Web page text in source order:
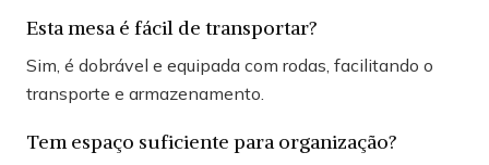
Esta mesa é fácil de transportar?
Sim, é dobrável e equipada com rodas, facilitando o
transporte e armazenamento.
Tem espaço suficiente para organização?